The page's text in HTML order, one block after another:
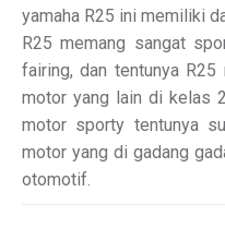
yamaha R25 ini memiliki
R25 memang sangat
fairing, dan tentunya
motor yang lain di kelas
motor sporty tentunya
motor yang di gadang
otomotif.